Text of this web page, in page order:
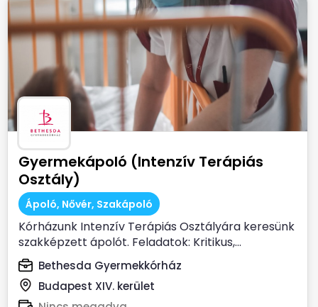
Gyermekápoló (Intenzív Terápiás
Osztály)
Ápoló, Nővér, Szakápoló
Kórházunk Intenzív Terápiás Osztályára keresünk
szakképzett ápolót. Feladatok: Kritikus,...
Bethesda Gyermekkórház
Budapest XIV. kerület